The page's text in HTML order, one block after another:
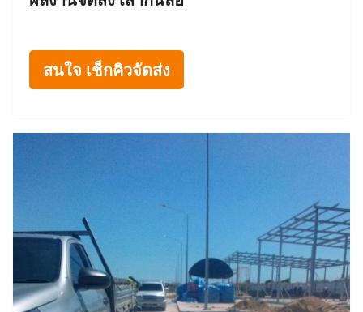
สนใจ เช็กคิวจัดส่ง